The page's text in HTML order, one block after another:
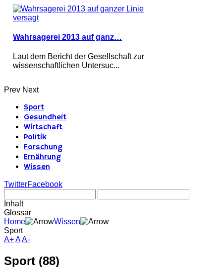
Wahrsagerei 2013 auf ganz…
Laut dem Bericht der Gesellschaft zur
wissenschaftlichen Untersuc...
Prev Next
Sport
Gesundheit
Wirtschaft
Politik
Forschung
Ernährung
Wissen
TwitterFacebook
Inhalt
Glossar
Home
Wissen
Sport
A+AA-
Sport (88)